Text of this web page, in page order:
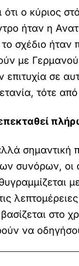
ο κύριος
ήταν η
σχέδιο ήταν
με
επιτυχία σε
τότε
συνόρων,
στο
να